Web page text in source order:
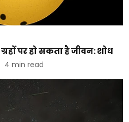
पर हो सकता है जीवन: शोध
4 min read